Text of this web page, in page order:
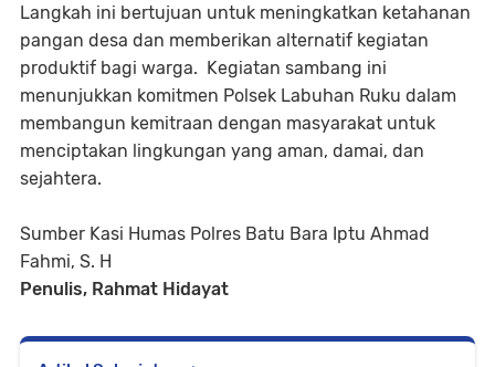
Langkah ini bertujuan untuk meningkatkan ketahanan
pangan desa dan memberikan alternatif kegiatan
produktif bagi warga. Kegiatan sambang ini
menunjukkan komitmen Polsek Labuhan Ruku dalam
membangun kemitraan dengan masyarakat untuk
menciptakan lingkungan yang aman, damai, dan
sejahtera.
Sumber Kasi Humas Polres Batu Bara Iptu Ahmad
Fahmi, S. H
Penulis, Rahmat Hidayat